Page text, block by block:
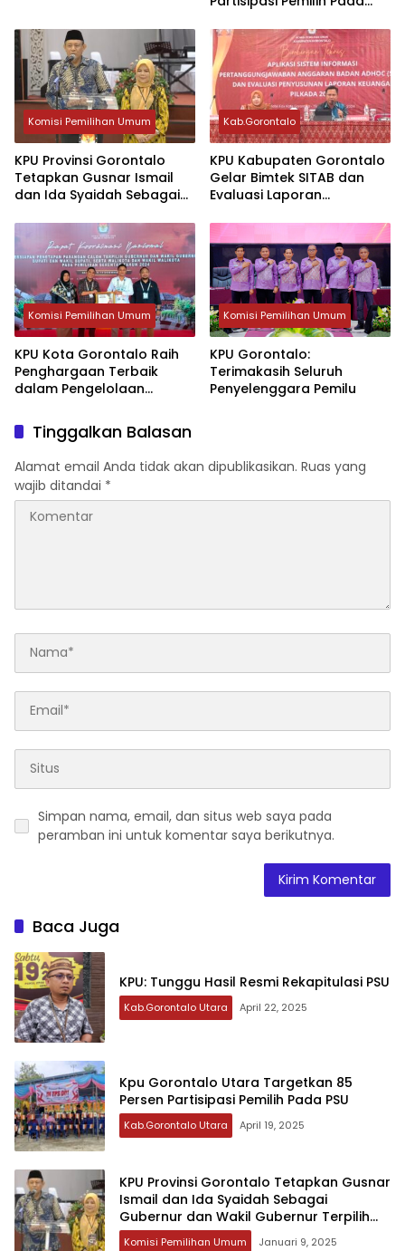
Komisi Pemilihan Umum
KPU Provinsi Gorontalo
Tetapkan Gusnar Ismail
dan Ida Syaidah Sebagai
Gubernur Terpilih Pilkada
2024
Kab.Gorontalo
KPU Kabupaten Gorontalo
Gelar Bimtek SITAB dan
Evaluasi Laporan
Komisi Pemilihan Umum
KPU Kota Gorontalo Raih
Penghargaan Terbaik
dalam Pengelolaan
Perseorangan
Komisi Pemilihan Umum
KPU Gorontalo:
Terimakasih Seluruh
Penyelenggara Pemilu
Tinggalkan Balasan
Alamat email Anda tidak akan dipublikasikan. Ruas yang
wajib ditandai *
Simpan nama, email, dan situs web saya pada
peramban ini untuk komentar saya berikutnya.
Baca Juga
KPU: Tunggu Hasil Resmi Rekapitulasi PSU
Kab.Gorontalo Utara April 22, 2025
Kpu Gorontalo Utara Targetkan 85
Persen Partisipasi Pemilih Pada PSU
Kab.Gorontalo Utara April 19, 2025
KPU Provinsi Gorontalo Tetapkan Gusnar
Ismail dan Ida Syaidah Sebagai
Gubernur dan Wakil Gubernur Terpilih
Pilkada 2024
Komisi Pemilihan Umum Januari 9, 2025